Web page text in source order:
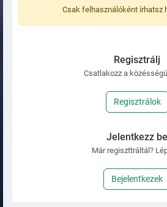
Csak felhasználóként írhatsz
Regisztrálj
Csatlakozz a
Regisztrálok
Jelentkezz be
Már regiszttráltál?
Bejelentkezek